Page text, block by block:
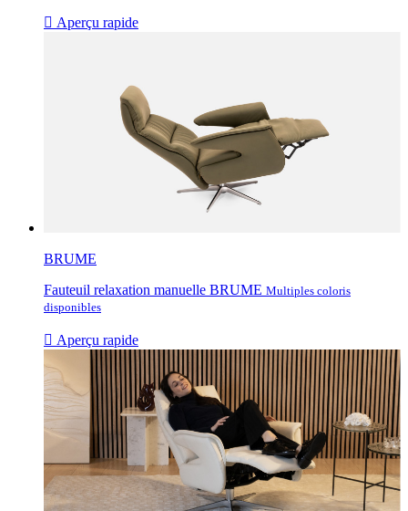
 Aperçu rapide
BRUME
Fauteuil relaxation manuelle BRUME Multiples coloris
disponibles
 Aperçu rapide